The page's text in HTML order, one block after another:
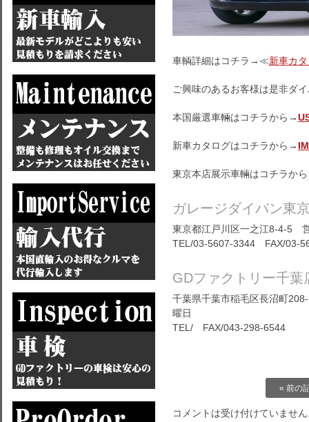
車輌詳細はコチラ→≪新車カ
ご興味のあるお客様は是非ダ
本国厳選車輛はコチラから→
新車カタログはコチラから→
東京本店展示車輛はコチラか
ガレージダイバン東
東京都江戸川区一之江8-4-5
TEL/03-5607-3344 FAX/03-
GDファクトリー千葉
千葉県千葉市稲毛区長沼町
曜日
TEL/ FAX/043-298-6544
« 前の
コメントは受け付けていませ